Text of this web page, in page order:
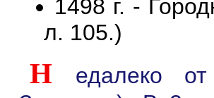
1498 г. -
л. 105.)
Н
едалеко